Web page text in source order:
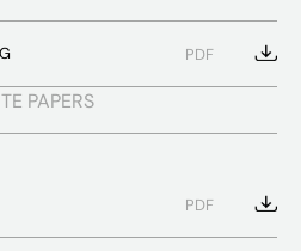
PDF
PAPERS
PDF